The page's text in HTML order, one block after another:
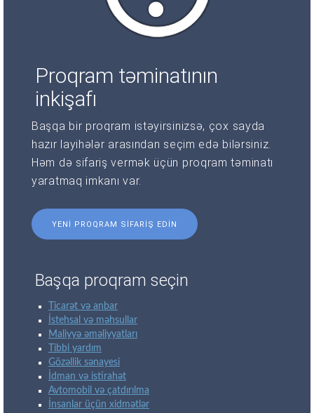
Proqram təminatının
inkişafı
Başqa bir proqram istəyirsinizsə, çox sayda
hazır layihələr arasından seçim edə bilərsiniz.
Həm də sifariş vermək üçün proqram təminatı
yaratmaq imkanı var.
YENI PROQRAM SIFARIŞ EDIN
Başqa proqram seçin
Ticarət və anbar
İstehsal və məhsullar
Maliyyə əməliyyatları
Tibbi yardım
Gözəllik sənayesi
İdman və istirahət
Avtomobil və çatdırılma
İnsanlar üçün xidmətlər